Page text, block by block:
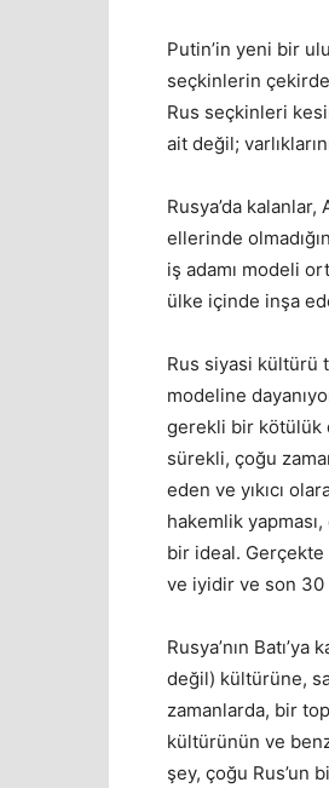
Putin’in yeni bir
seçkinlerin
Rus seçkinleri
ait değil;
Rusya’da kalanlar,
ellerinde
iş adamı modeli
ülke içinde inşa
Rus siyasi kültürü
modeline
gerekli bir kötülük
sürekli, çoğu
eden ve yıkıcı
hakemlik
bir ideal. Gerçekte
ve iyidir ve son 30
Rusya’nın
değil) kültürüne,
zamanlarda, bir
kültürünün ve
şey, çoğu Rus’un